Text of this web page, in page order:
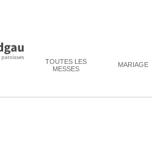
TOUTES LES
MESSES
MARIAGE